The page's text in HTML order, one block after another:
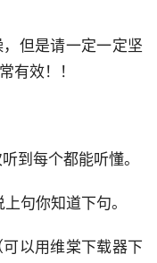
但是请一定一定坚
有效！！
到每个都能听懂。
句你知道下句。
以用维棠下载器下